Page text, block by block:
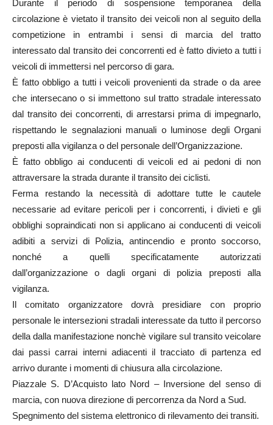
Durante il periodo di sospensione temporanea della
circolazione è vietato il transito dei veicoli non al seguito della
competizione in entrambi i sensi di marcia del tratto
interessato dal transito dei concorrenti ed è fatto divieto a tutti i
veicoli di immettersi nel percorso di gara.
È fatto obbligo a tutti i veicoli provenienti da strade o da aree
che intersecano o si immettono sul tratto stradale interessato
dal transito dei concorrenti, di arrestarsi prima di impegnarlo,
rispettando le segnalazioni manuali o luminose degli Organi
preposti alla vigilanza o del personale dell’Organizzazione.
È fatto obbligo ai conducenti di veicoli ed ai pedoni di non
attraversare la strada durante il transito dei ciclisti.
Ferma restando la necessità di adottare tutte le cautele
necessarie ad evitare pericoli per i concorrenti, i divieti e gli
obblighi sopraindicati non si applicano ai conducenti di veicoli
adibiti a servizi di Polizia, antincendio e pronto soccorso,
nonché a quelli specificatamente autorizzati
dall’organizzazione o dagli organi di polizia preposti alla
vigilanza.
Il comitato organizzatore dovrà presidiare con proprio
personale le intersezioni stradali interessate da tutto il percorso
della dalla manifestazione nonchè vigilare sul transito veicolare
dai passi carrai interni adiacenti il tracciato di partenza ed
arrivo durante i momenti di chiusura alla circolazione.
Piazzale S. D’Acquisto lato Nord – Inversione del senso di
marcia, con nuova direzione di percorrenza da Nord a Sud.
Spegnimento del sistema elettronico di rilevamento dei transiti.